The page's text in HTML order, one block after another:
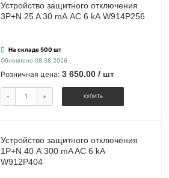
Устройство защитного отключения
3P+N 25 A 30 mА АС 6 kА W914P256
На складе 500 шт
Обновлено 08.08.2026
Розничная цена: 3 650.00 / шт
- + КУПИТЬ
Устройство защитного отключения
1P+N 40 А 300 mA AC 6 kA
W912P404